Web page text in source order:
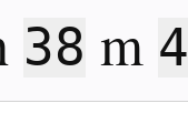
38 m